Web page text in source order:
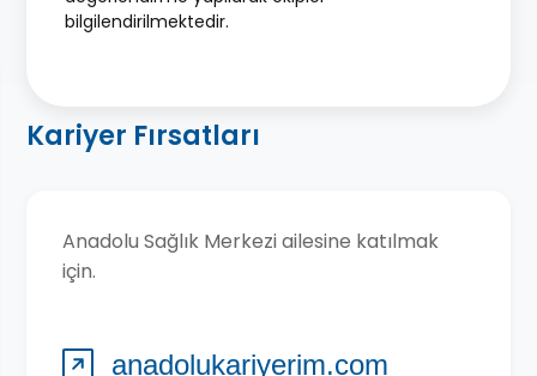
bilgilendirilmektedir.
Kariyer Fırsatları
Anadolu Sağlık Merkezi ailesine katılmak
için.